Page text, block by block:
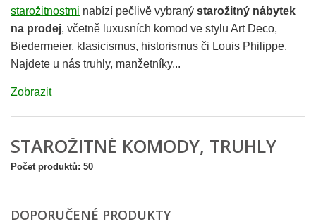
starožitnostmi nabízí pečlivě vybraný starožitný nábytek
na prodej, včetně luxusních komod ve stylu Art Deco,
Biedermeier, klasicismus, historismus či Louis Philippe.
Najdete u nás truhly, manžetníky...
Zobrazit
STAROŽITNÉ KOMODY, TRUHLY
Počet produktů: 50
DOPORUČENÉ PRODUKTY